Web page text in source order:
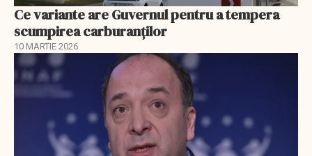
Ce variante are Guvernul pentru a tempera
scumpirea carburanților
10 MARTIE 2026